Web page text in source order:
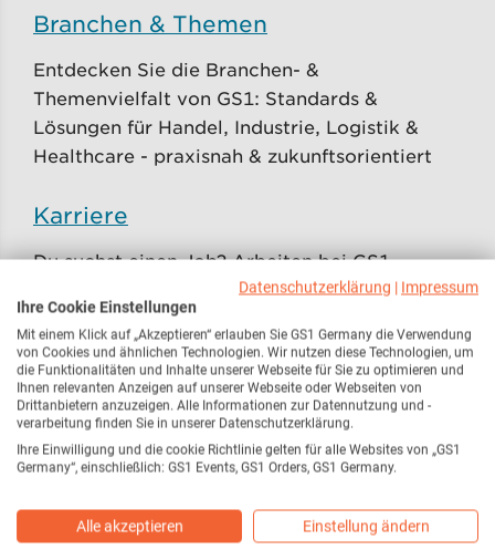
Branchen & Themen
Entdecken Sie die Branchen- &
Themenvielfalt von GS1: Standards &
Lösungen für Handel, Industrie, Logistik &
Healthcare - praxisnah & zukunftsorientiert
Karriere
Du suchst einen Job? Arbeiten bei GS1
Germany umfasst sinnstiftende Aufgaben im
Team mit tollen Kolleg:innen. Jetzt
informieren, bewerben, Karriere starten!
Kontakt
Unser Kundenservice ist über das
Kontaktformular zu erreichen. Auch steht
unser Chatbot “Beep” zur Verfügung. Adresse:
Stolberger Straße 1ß8 a, 50933 Köln
Datenschutzerklärung | Impressum
Ihre Cookie Einstellungen
Mit einem Klick auf „Akzeptieren“ erlauben Sie GS1 Germany die Verwendung
von Cookies und ähnlichen Technologien. Wir nutzen diese Technologien, um
die Funktionalitäten und Inhalte unserer Webseite für Sie zu optimieren und
Ihnen relevanten Anzeigen auf unserer Webseite oder Webseiten von
Drittanbietern anzuzeigen. Alle Informationen zur Datennutzung und -
verarbeitung finden Sie in unserer Datenschutzerklärung.
Ihre Einwilligung und die cookie Richtlinie gelten für alle Websites von „GS1
Germany“, einschließlich: GS1 Events, GS1 Orders, GS1 Germany.
Alle akzeptieren Einstellung ändern